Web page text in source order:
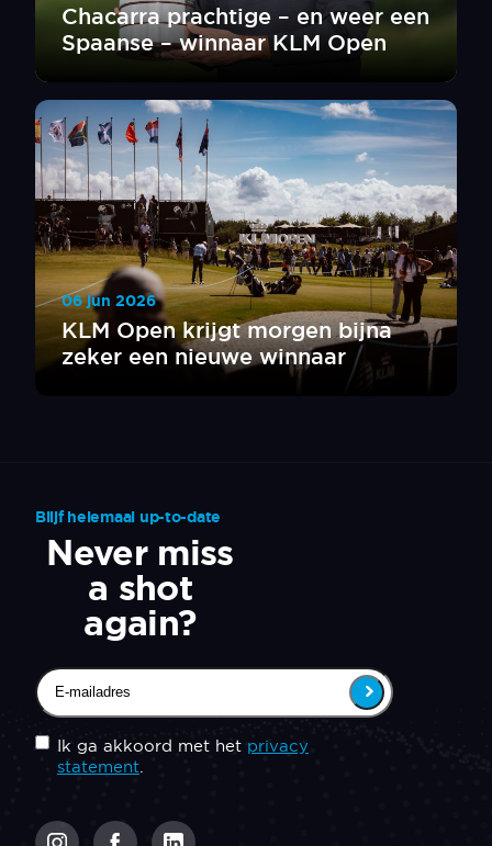
Chacarra prachtige – en weer een
Spaanse – winnaar KLM Open
KLM Open krijgt morgen bijna
zeker een nieuwe winnaar
06 jun 2026
Blijf helemaal up-to-date
Never miss
a shot
again?
Email(Vereist)
Untitled (Vereist)
Ik ga akkoord met het privacy
statement